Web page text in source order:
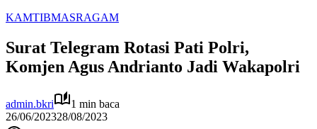
KAMTIBMASRAGAM
Surat Telegram Rotasi Pati Polri,
Komjen Agus Andrianto Jadi Wakapolri
admin.bkri
1 min baca
26/06/202328/08/2023